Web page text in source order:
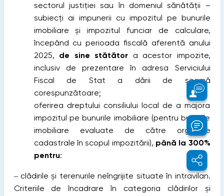
sectorul justiţiei sau în domeniul sănătăţii –
subiecți ai impunerii cu impozitul pe bunurile
imobiliare și impozitul funciar de calculare,
începând cu perioada fiscală aferentă anului
2025, de sine stătător a acestor impozite,
inclusiv de prezentare în adresa Serviciului
Fiscal de Stat a dării de seamă
corespunzătoare;
oferirea dreptului consiliului local de a majora
impozitul pe bunurile imobiliare (pentru bunurile
imobiliare evaluate de către organele
cadastrale în scopul impozitării), până la 300%
pentru:
‒ clădirile și terenurile neîngrijite situate în intravilan.
Criteriile de încadrare în categoria clădirilor și